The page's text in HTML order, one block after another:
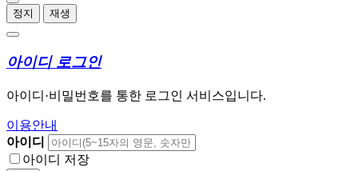
정지 재생
아이디 로그인
아이디·비밀번호를 통한 로그인 서비스입니다.
이용안내
아이디
아이디 저장